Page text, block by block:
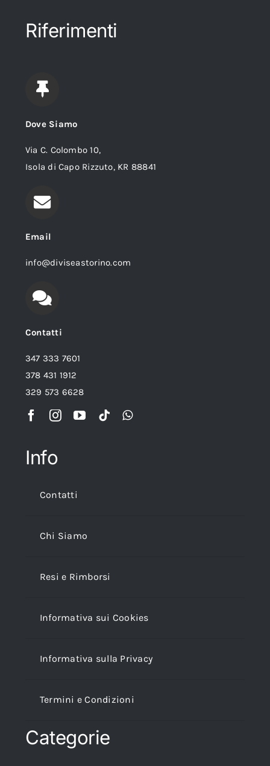
Riferimenti
Dove Siamo
Via C. Colombo 10,
Isola di Capo Rizzuto, KR 88841
Email
info@diviseastorino.com
Contatti
347 333 7601
378 431 1912
329 573 6628
Info
Contatti
Chi Siamo
Resi e Rimborsi
Informativa sui Cookies
Informativa sulla Privacy
Termini e Condizioni
Categorie